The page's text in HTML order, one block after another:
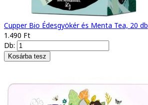
Cupper Bio Édesgyökér és Menta Tea, 20 db
1.490 Ft
Db: